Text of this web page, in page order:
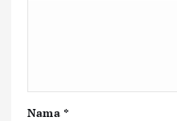
Nama *